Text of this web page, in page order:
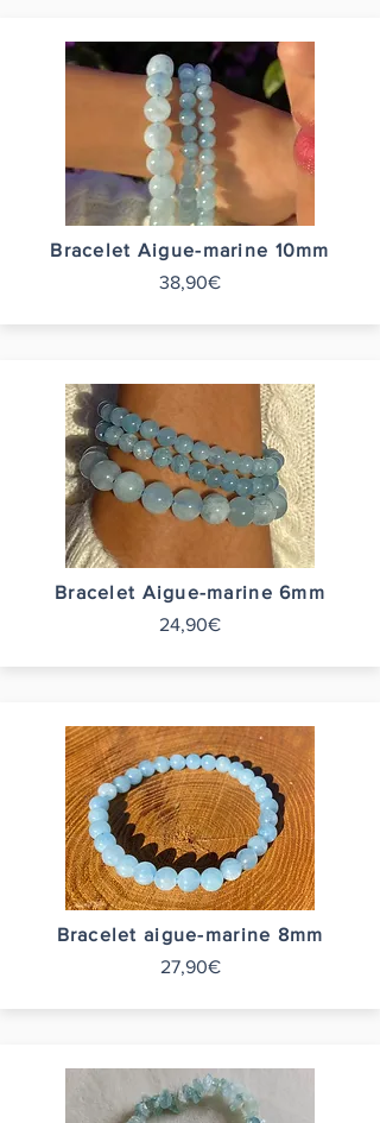
Bracelet Aigue-marine 10mm
38,90€
Bracelet Aigue-marine 6mm
24,90€
Bracelet aigue-marine 8mm
27,90€